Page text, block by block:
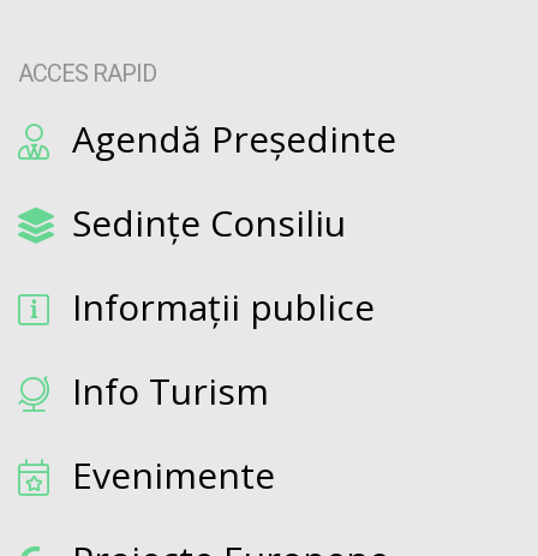
ACCES RAPID
Agendă Președinte
Sedințe Consiliu
Informații publice
Info Turism
Evenimente